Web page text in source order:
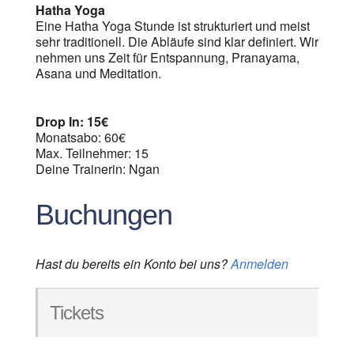
Hatha Yoga
Eine Hatha Yoga Stunde ist strukturiert und meist
sehr traditionell. Die Abläufe sind klar definiert. Wir
nehmen uns Zeit für Entspannung, Pranayama,
Asana und Meditation.
Drop In: 15€
Monatsabo: 60€
Max. Teilnehmer: 15
Deine Trainerin: Ngan
Buchungen
Hast du bereits ein Konto bei uns?Anmelden
Tickets